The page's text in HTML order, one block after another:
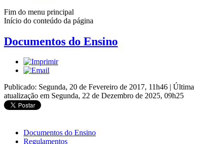
Fim do menu principal
Início do conteúdo da página
Documentos do Ensino
Publicado: Segunda, 20 de Fevereiro de 2017, 11h46 | Última
atualização em Segunda, 22 de Dezembro de 2025, 09h25
Documentos do Ensino
Regulamentos